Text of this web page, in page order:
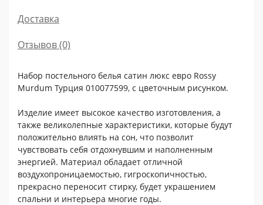
Доставка
Отзывов (0)
Набор постельного белья сатин люкс евро Rossy
Murdum Турция 010077599, с цветочным рисунком.
Изделие имеет высокое качество изготовления, а
также великолепные характеристики, которые будут
положительно влиять на сон, что позволит
чувствовать себя отдохнувшим и наполненным
энергией. Материал обладает отличной
воздухопроницаемостью, гигроскопичностью,
прекрасно переносит стирку, будет украшением
спальни и интерьера многие годы.